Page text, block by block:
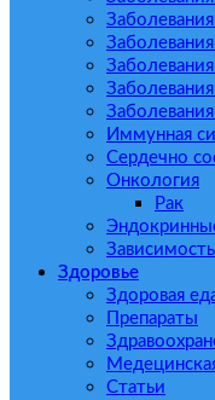
Заболевания
Иммунная
Сердечно
Онкология
Рак
Зависимость
Здоровье
Здоровая
Препараты
Статьи